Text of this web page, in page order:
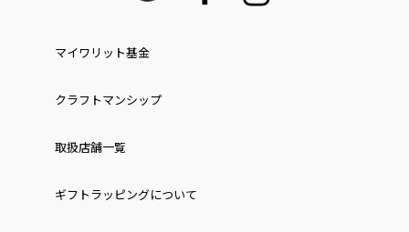
マイワリット基金
クラフトマンシップ
取扱店舗一覧
ギフトラッピングについて